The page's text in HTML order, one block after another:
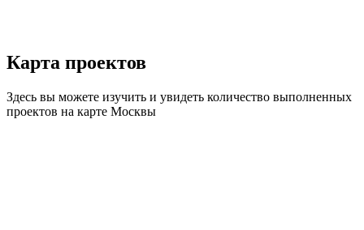
Карта проектов
Здесь вы можете изучить и увидеть количество выполненных
проектов на карте Москвы